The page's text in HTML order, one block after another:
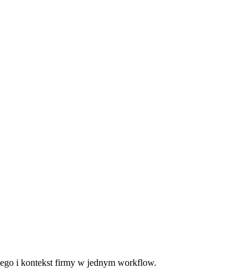
i kontekst firmy w jednym workflow.